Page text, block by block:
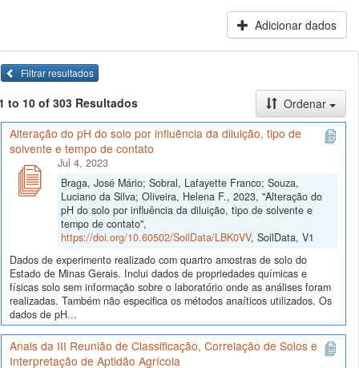
Adicionar dados
Filtrar resultados
to 10 of 303 Resultados
Ordenar
Alteração do pH do solo por influência da diluição, tipo de
solvente e tempo de contato
Jul 4, 2023
Braga, José Mário; Sobral, Lafayette Franco; Souza,
Luciano da Silva; Oliveira, Helena F., 2023, "Alteração do
pH do solo por influência da diluição, tipo de solvente e
tempo de contato",
https://doi.org/10.60502/SoilData/LBK0VV, SoilData, V1
Dados de experimento realizado com quartro amostras de solo do
Estado de Minas Gerais. Inclui dados de propriedades químicas e
físicas solo sem informação sobre o laboratório onde as análises foram
realizadas. Também não especifica os métodos anaíticos utilizados. Os
dados de pH...
Anais da III Reunião de Classificação, Correlação de Solos e
Interpretação de Aptidão Agrícola